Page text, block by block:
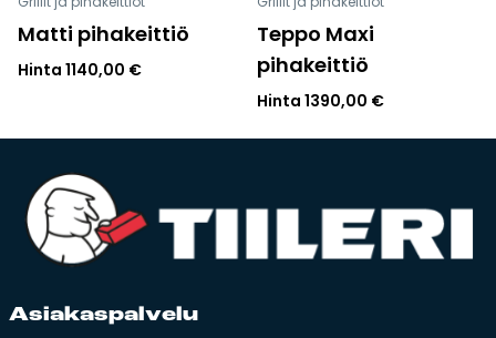
Matti pihakeittiö
Hinta 1140,00 €
Teppo Maxi
pihakeittiö
Hinta 1390,00 €
Asia­kas­pal­ve­lu